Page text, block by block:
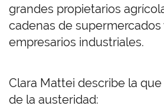
grandes propietarios
cadenas de supermercados
empresarios industriales.
Clara Mattei describe la
de la austeridad: